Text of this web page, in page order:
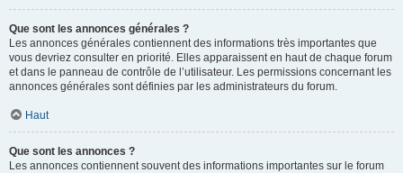
Que sont les annonces générales ?
Les annonces générales contiennent des informations très importantes que
vous devriez consulter en priorité. Elles apparaissent en haut de chaque forum
et dans le panneau de contrôle de l’utilisateur. Les permissions concernant les
annonces générales sont définies par les administrateurs du forum.
Haut
Que sont les annonces ?
Les annonces contiennent souvent des informations importantes sur le forum